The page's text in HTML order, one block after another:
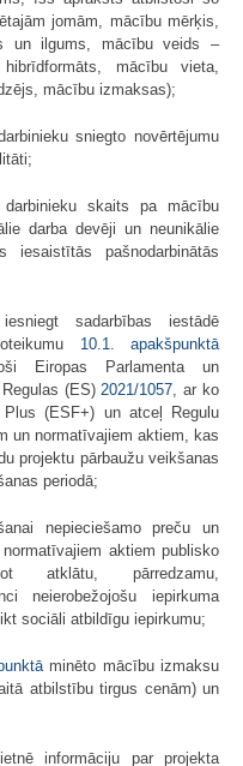
jomām, mācību mērķis,
un ilgums, mācību veids –
mācību vieta,
mācību izmaksas);
sniegto novērtējumu
skaits pa mācību
darba devēji un neunikālie
iesaistītās pašnodarbinātās
sadarbības iestādē
10.1. apakšpunktā
Eiropas Parlamenta un
(ES) 2021/1057 , ar ko
(ESF+) un atceļ Regulu
un normatīvajiem aktiem, kas
projektu pārbaužu veikšanas
periodā;
nepieciešamo preču un
aktiem publisko
atklātu, pārredzamu,
neierobežojošu iepirkuma
sociāli atbildīgu iepirkumu;
minēto mācību izmaksu
atbilstību tirgus cenām) un
informāciju par projekta